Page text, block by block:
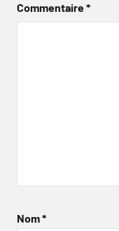
Commentaire*
Nom*